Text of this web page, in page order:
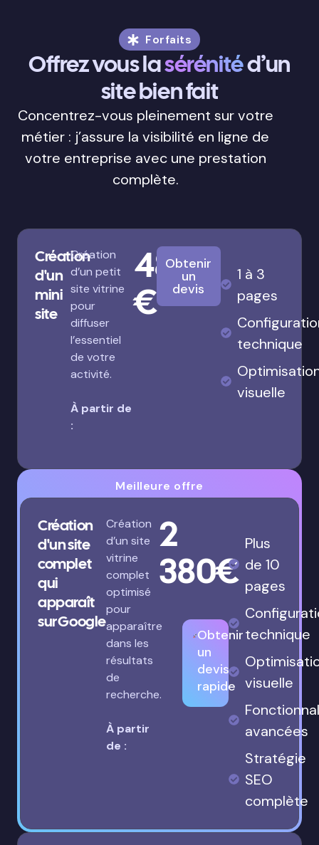
Forfaits
Offrez vous lasérénitéd’un
site bien fait
Concentrez-vous pleinement sur votre
métier : j’assure la visibilité en ligne de
votre entreprise avec une prestation
complète.
Création
d'un
mini
site
Création
d’un petit
site vitrine
pour
diffuser
l’essentiel
de votre
activité.
À partir de
:
480
€
Obtenir
un
devis
1 à 3
pages
technique
visuelle
Meilleure offre
Création
d'un site
complet
qui
apparaît
sur Google
Création
d’un site
vitrine
complet
optimisé
pour
apparaître
dans les
résultats
de
recherche.
À partir
de :
2
380€
Obtenir
un
devis
rapide
Plus
de 10
pages
technique
visuelle
avancées
Stratégie
SEO
complète